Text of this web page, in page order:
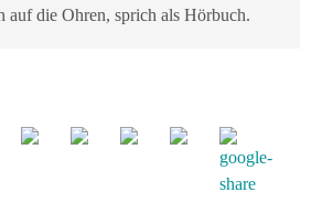
auf die Ohren, sprich als Hörbuch.